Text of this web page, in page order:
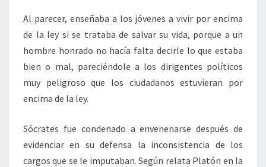
Al parecer, enseñaba a los jóvenes a vivir por encima
de la ley si se trataba de salvar su vida, porque a un
hombre honrado no hacía falta decirle lo que estaba
bien o mal, pareciéndole a los dirigentes políticos
muy peligroso que los ciudadanos estuvieran por
encima de la ley.
Sócrates fue condenado a envenenarse después de
evidenciar en su defensa la inconsistencia de los
cargos que se le imputaban. Según relata Platón en la